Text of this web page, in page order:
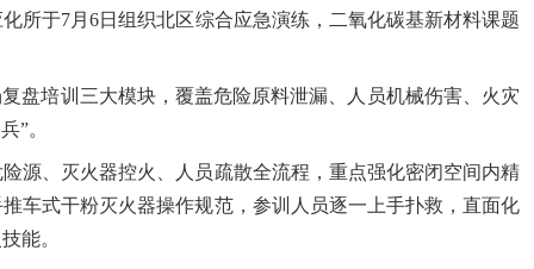
所于7月6日组织北区综合应急演练，二氧化碳基新材料课题
盘培训三大模块，覆盖危险原料泄漏、人员机械伤害、火灾
”。
源、灭火器控火、人员疏散全流程，重点强化密闭空间内精
车式干粉灭火器操作规范，参训人员逐一上手扑救，直面化
能。